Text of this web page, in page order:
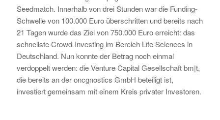
Seedmatch. Innerhalb von drei Stunden war die Funding-
Schwelle von 100.000 Euro überschritten und bereits nach
21 Tagen wurde das Ziel von 750.000 Euro erreicht: das
schnellste Crowd-Investing im Bereich Life Sciences in
Deutschland. Nun konnte der Betrag noch einmal
verdoppelt werden: die Venture Capital Gesellschaft bm|t,
die bereits an der oncgnostics GmbH beteiligt ist,
investiert gemeinsam mit einem Kreis privater Investoren.